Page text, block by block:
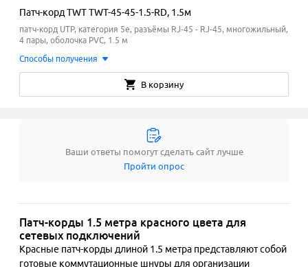
Патч-корд TWT TWT-45-45-1.5-RD, 1.5м
патч-корд UTP, категория 5e, разъёмы RJ-45 - RJ-45, многожильный,
4 пары, оболочка PVC, 1.5 м
Способы получения
В корзину
Ваши ответы помогут сделать сайт лучше
Пройти опрос
Патч-корды 1.5 метра красного цвета для
сетевых подключений
Красные патч-корды длиной 1.5 метра представляют собой
готовые коммутационные шнуры для организации